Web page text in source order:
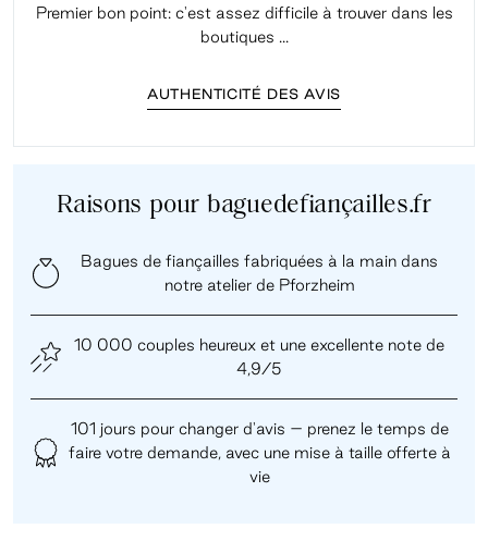
Premier bon point: c'est assez difficile à trouver dans les
boutiques ...
AUTHENTICITÉ DES AVIS
Raisons pour baguedefiançailles.fr
Bagues de fiançailles fabriquées à la main dans
notre atelier de Pforzheim
10 000 couples heureux et une excellente note de
4,9/5
101 jours pour changer d'avis – prenez le temps de
faire votre demande, avec une mise à taille offerte à
vie